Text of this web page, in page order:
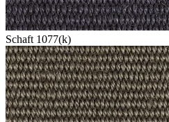
Schaft 1077(k)